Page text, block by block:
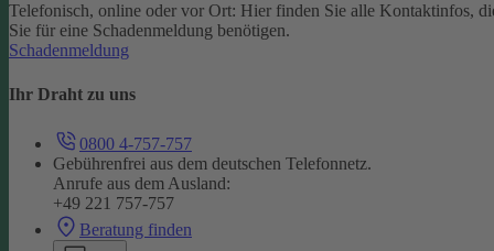
Telefonisch, online oder vor Ort: Hier finden Sie alle Kontaktinfos,
Sie für eine Schadenmeldung benötigen.
Schadenmeldung
Ihr Draht zu uns
0800 4-757-757
Gebührenfrei aus dem deutschen Telefonnetz.
Anrufe aus dem Ausland:
+49 221 757-757
Beratung finden